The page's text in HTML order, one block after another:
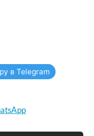
в Telegram